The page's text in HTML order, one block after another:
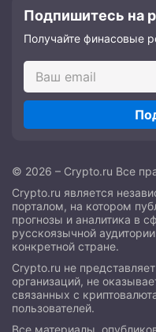
Подпишитесь на
Получайте финасовые
© 2026 – Crypto.ru Все
Crypto.ru является
порталом, на котором
прогнозы и аналитика в
русскоязычной
конкретной стране.
Crypto.ru не
организаций, не
связанных с
пользователей.